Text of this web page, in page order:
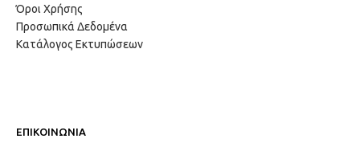
Όροι Χρήσης
Προσωπικά Δεδομένα
Κατάλογος Εκτυπώσεων
ΕΠΙΚΟΙΝΩΝΙΑ